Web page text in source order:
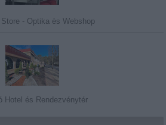
Store - Optika ès Webshop
Hotel és Rendezvénytér